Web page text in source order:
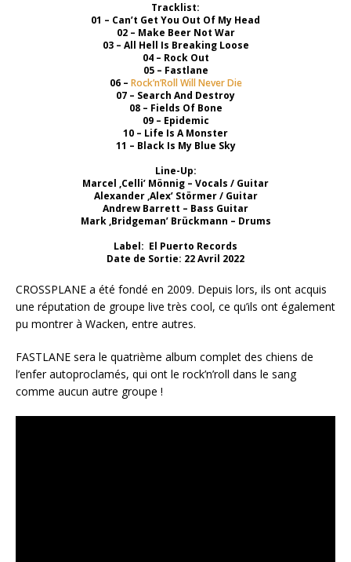
Tracklist:
01 – Can’t Get You Out Of My Head
02 – Make Beer Not War
03 – All Hell Is Breaking Loose
04 – Rock Out
05 – Fastlane
06 – Rock’n’Roll Will Never Die
07 – Search And Destroy
08 – Fields Of Bone
09 – Epidemic
10 – Life Is A Monster
11 – Black Is My Blue Sky
Line-Up:
Marcel ‚Celli’ Mönnig – Vocals / Guitar
Alexander ‚Alex’ Störmer / Guitar
Andrew Barrett – Bass Guitar
Mark ‚Bridgeman’ Brückmann – Drums
Label: El Puerto Records
Date de Sortie: 22 Avril 2022
CROSSPLANE a été fondé en 2009. Depuis lors, ils ont acquis
une réputation de groupe live très cool, ce qu’ils ont également
pu montrer à Wacken, entre autres.
FASTLANE sera le quatrième album complet des chiens de
l’enfer autoproclamés, qui ont le rock’n’roll dans le sang
comme aucun autre groupe !